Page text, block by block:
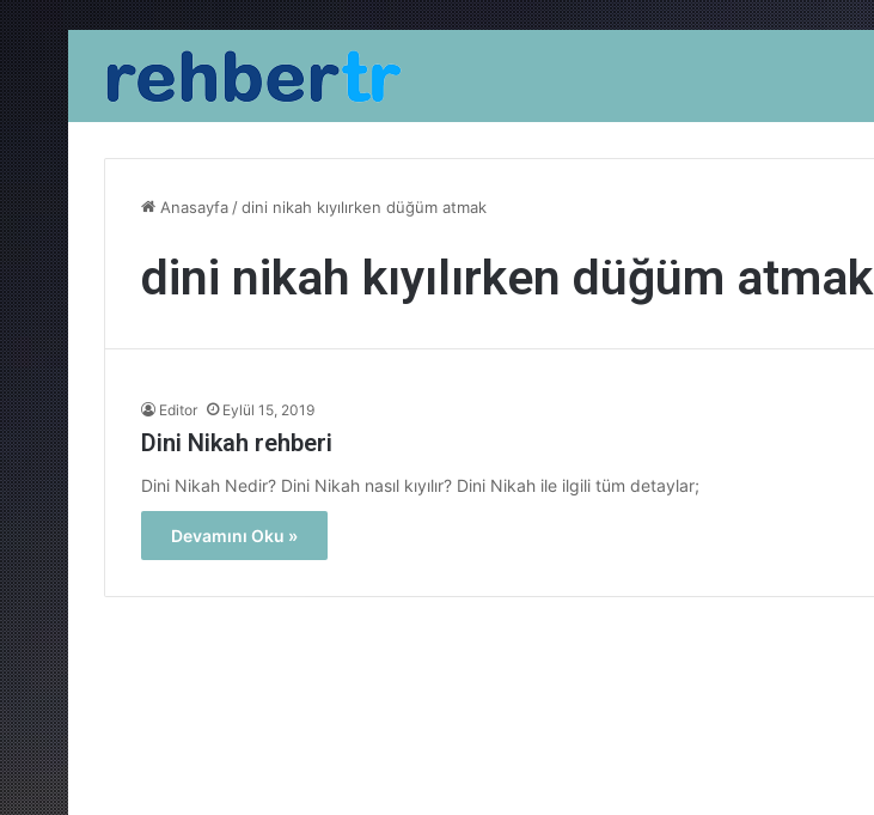
Anasayfa /dini nikah kıyılırken düğüm atmak
dini nikah kıyılırken düğüm atmak
Editor Eylül 15, 2019
Dini Nikah rehberi
Dini Nikah Nedir? Dini Nikah nasıl kıyılır? Dini Nikah ile ilgili tüm detaylar;
Devamını Oku »